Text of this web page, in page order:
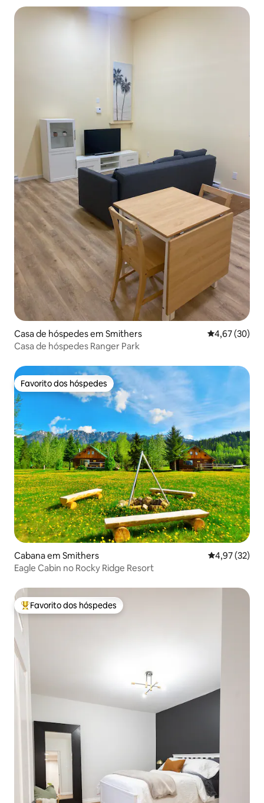
Casa de hóspedes em Smithers Classificação
4,67 (30)
Casa de hóspedes Ranger Park
Favorito dos hóspedes
Favorito dos hóspedes
Cabana em Smithers Classificação
4,97 (32)
Eagle Cabin no Rocky Ridge Resort
Favoritos dos hóspedes mais apreciados
Favorito dos hóspedes